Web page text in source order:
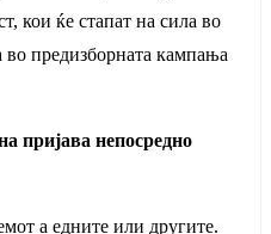
кои ќе стапат на сила во
во предизборната кампања
пријава непосредно
а едните или другите.